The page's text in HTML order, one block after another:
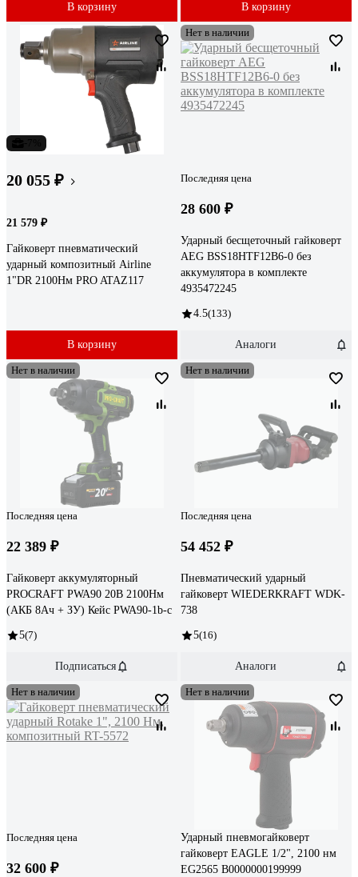
В корзину В корзину
20 055 ₽
21 579 ₽
Гайковерт пневматический
ударный композитный Airline
1"DR 2100Нм PRO ATAZ117
В корзину
Нет в наличии
Последняя цена
28 600 ₽
Ударный бесщеточный гайковерт
AEG BSS18HTF12B6-0 без
аккумулятора в комплекте
4935472245
4.5(133)
Аналоги
Нет в наличии
Последняя цена
22 389 ₽
Гайковерт аккумуляторный
PROCRAFT PWA90 20В 2100Нм
(АКБ 8Ач + ЗУ) Кейс PWA90-1b-c
5(7)
Подписаться
Нет в наличии
Последняя цена
54 452 ₽
Пневматический ударный
гайковерт WIEDERKRAFT WDK-
738
5(16)
Аналоги
Нет в наличии
Последняя цена
32 600 ₽
Нет в наличии
Ударный пневмогайковерт
гайковерт EAGLE 1/2", 2100 нм
EG2565 В0000000199999